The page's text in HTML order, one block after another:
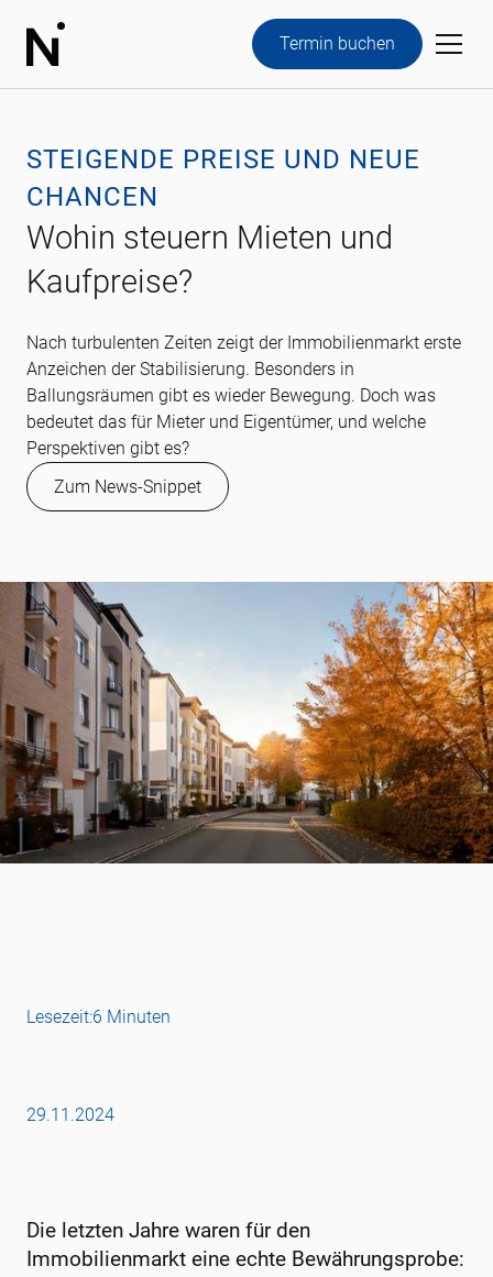
Termin buchen
STEIGENDE PREISE UND NEUE
CHANCEN
Wohin steuern Mieten und
Kaufpreise?
Nach turbulenten Zeiten zeigt der Immobilienmarkt erste
Anzeichen der Stabilisierung. Besonders in
Ballungsräumen gibt es wieder Bewegung. Doch was
bedeutet das für Mieter und Eigentümer, und welche
Perspektiven gibt es?
Zum News-Snippet
Lesezeit:6 Minuten
29.11.2024
Die letzten Jahre waren für den
Immobilienmarkt eine echte Bewährungsprobe: